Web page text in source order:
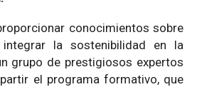
conocimientos sobre
la sostenibilidad en la
grupo de prestigiosos expertos
el programa formativo, que